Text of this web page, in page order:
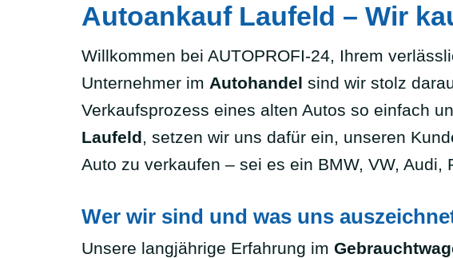
Autoankauf Laufeld – Wir
Willkommen bei AUTOPROFI-24, Ihrem
Unternehmer im Autohandel sind wir stolz
Verkaufsprozess eines alten Autos so einfach
Laufeld, setzen wir uns dafür ein, unseren
Auto zu verkaufen – sei es ein BMW, VW,
Wer wir sind und was uns
Unsere langjährige Erfahrung im